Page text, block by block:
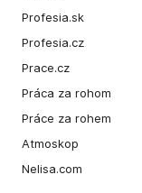
Profesia.sk
Profesia.cz
Prace.cz
Práca za rohom
Práce za rohem
Atmoskop
Nelisa.com